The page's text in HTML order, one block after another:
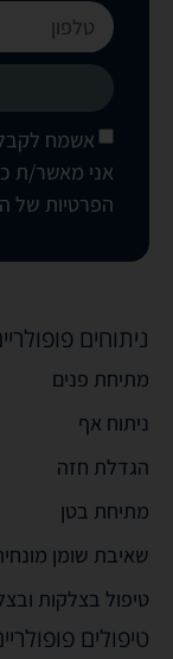
אשמח לקבל
אני מאשר/ת
הפרטיות של
ניתוחים
מתיחת פנים
ניתוח אף
הגדלת חזה
מתיחת בטן
שאיבת שומן
טיפול בצלקות
טיפולים